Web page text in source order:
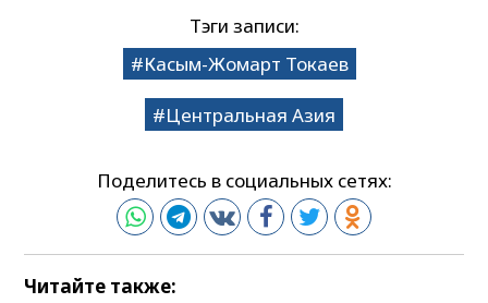
Тэги записи:
Касым-Жомарт Токаев
Центральная Азия
Поделитесь в социальных сетях:
Читайте также: